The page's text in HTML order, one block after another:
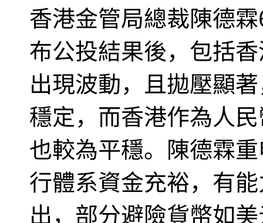
香港金管局總裁陳德
布公投結果後，包括
出現波動，且拋壓顯
穩定，而香港作為人
也較為平穩。陳德霖
行體系資金充裕，有
出，部分避險貨幣如